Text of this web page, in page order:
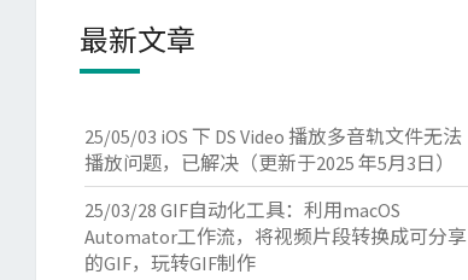
最新文章
25/05/03 iOS 下 DS Video 播放多音轨文件无法
播放问题，已解决（更新于2025 年5月3日）
25/03/28 GIF自动化工具：利用macOS
Automator工作流，将视频片段转换成可分享
的GIF，玩转GIF制作